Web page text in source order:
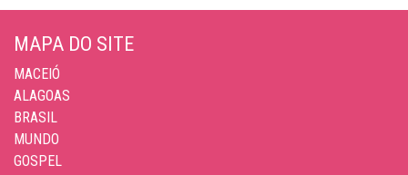
MAPA DO SITE
MACEIÓ
ALAGOAS
BRASIL
MUNDO
GOSPEL